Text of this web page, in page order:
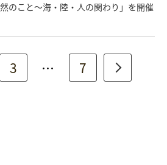
のこと～海・陸・人の関わり」を開催
3 … 7